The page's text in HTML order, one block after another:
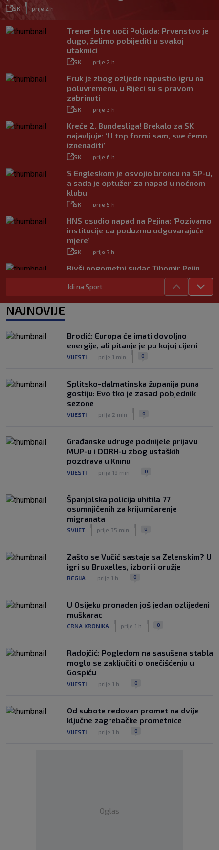
SK prije 2 h
Trener Istre uoči Poljuda: Prvenstvo je
dugo, želimo pobijediti u svakoj
utakmici
SK prije 2 h
Fruk je zbog ozljede napustio igru na
poluvremenu, u Rijeci su s pravom
zabrinuti
SK prije 3 h
Kreće 2. Bundesliga! Brekalo za SK
najavljuje: ‘U top formi sam, sve ćemo
iznenaditi’
SK prije 6 h
S Engleskom je osvojio broncu na SP-u,
a sada je optužen za napad u noćnom
klubu
SK prije 5 h
HNS osudio napad na Pejina: ‘Pozivamo
institucije da poduzmu odgovarajuće
mjere’
SK prije 7 h
Bivši nogometni sudac Tihomir Pejin
pretučen u Osijeku, policija istražuje
brutalni napad
Idi na Sport
NAJNOVIJE
Brodić: Europa će imati dovoljno
energije, ali pitanje je po kojoj cijeni
VIJESTI prije 1 min 0
Splitsko-dalmatinska županija puna
gostiju: Evo tko je zasad pobjednik
sezone
VIJESTI prije 2 min 0
Građanske udruge podnijele prijavu
MUP-u i DORH-u zbog ustaških
pozdrava u Kninu
VIJESTI prije 19 min 0
Španjolska policija uhitila 77
osumnjičenih za krijumčarenje
migranata
SVIJET prije 35 min 0
Zašto se Vučić sastaje sa Zelenskim? U
igri su Bruxelles, izbori i oružje
REGIJA prije 1 h 0
U Osijeku pronađen još jedan ozlijeđeni
muškarac
CRNA KRONIKA prije 1 h 0
Radojčić: Pogledom na sasušena stabla
moglo se zaključiti o onečišćenju u
Gospiću
VIJESTI prije 1 h 0
Od subote redovan promet na dvije
ključne zagrebačke prometnice
VIJESTI prije 1 h 0
Oglas